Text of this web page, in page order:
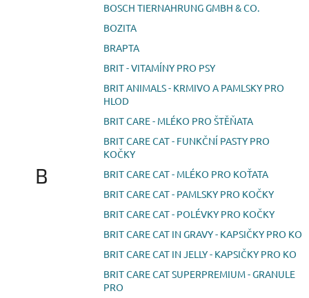
B
BOSCH TIERNAHRUNG GMBH & CO.
BOZITA
BRAPTA
BRIT - VITAMÍNY PRO PSY
BRIT ANIMALS - KRMIVO A PAMLSKY PRO
HLOD
BRIT CARE - MLÉKO PRO ŠTĚŇATA
BRIT CARE CAT - FUNKČNÍ PASTY PRO
KOČKY
BRIT CARE CAT - MLÉKO PRO KOŤATA
BRIT CARE CAT - PAMLSKY PRO KOČKY
BRIT CARE CAT - POLÉVKY PRO KOČKY
BRIT CARE CAT IN GRAVY - KAPSIČKY PRO KO
BRIT CARE CAT IN JELLY - KAPSIČKY PRO KO
BRIT CARE CAT SUPERPREMIUM - GRANULE
PRO